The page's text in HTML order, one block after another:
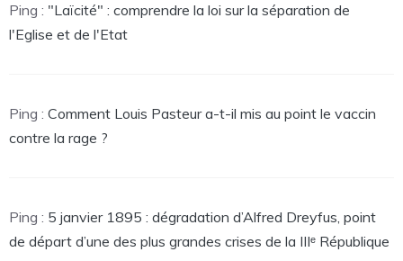
Ping : "Laïcité" : comprendre la loi sur la séparation de
l'Eglise et de l'Etat
Ping : Comment Louis Pasteur a-t-il mis au point le vaccin
contre la rage ?
Ping : 5 janvier 1895 : dégradation d’Alfred Dreyfus, point
de départ d’une des plus grandes crises de la IIIᵉ République